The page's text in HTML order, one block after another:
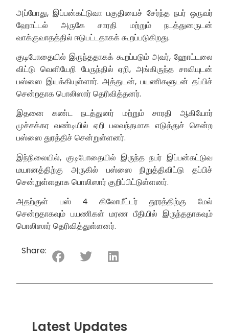
அப்போது, ​​இப்பன்கட்டுவா பகுதியைச் சேர்ந்த நபர் ஒருவர்
ஹோட்டல் அருகே சாரதி மற்றும் நடத்துனருடன்
வாக்குவாதத்தில் ஈடுபட்டதாகக் கூறப்படுகிறது.
குடிபோதையில் இருந்ததாகக் கூறப்படும் அவர், ஹோட்டலை
விட்டு வெளியேறி பேருந்தில் ஏறி, அங்கிருந்த சாவியுடன்
பஸ்ஸை இயக்கியுள்ளார். அத்துடன், பயணிகளுடன் தப்பிச்
சென்றதாக பொலிஸார் தெரிவித்தனர்.
இதனை கண்ட நடத்துனர் மற்றும் சாரதி ஆகியோர்
முச்சக்கர வண்டியில் ஏறி பலவந்தமாக எடுத்துச் சென்ற
பஸ்ஸை துரத்திச் சென்றுள்ளனர்.
இந்நிலையில், குடிபோதையில் இருந்த நபர் இப்பன்கட்டுவ
மயானத்திற்கு அருகில் பஸ்ஸை நிறுத்திவிட்டு தப்பிச்
சென்றுள்ளதாக பொலிஸார் குறிப்பிட்டுள்ளனர்.
அதற்குள் பஸ் 4 கிலோமீட்டர் தூரத்திற்கு மேல்
சென்றதாகவும் பயணிகள் மரண பீதியில் இருந்ததாகவும்
பொலிஸார் தெரிவித்துள்ளனர்.
Share:
Latest Updates